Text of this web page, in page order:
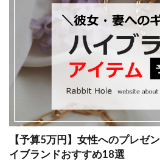
【予算5万円】女性へのプレゼ
イブランドおすすめ18選